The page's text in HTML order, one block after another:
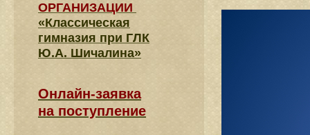
ОРГАНИЗАЦИИ
«Классическая
гимназия при ГЛК
Ю.А. Шичалина»
Онлайн-заявка
на поступление